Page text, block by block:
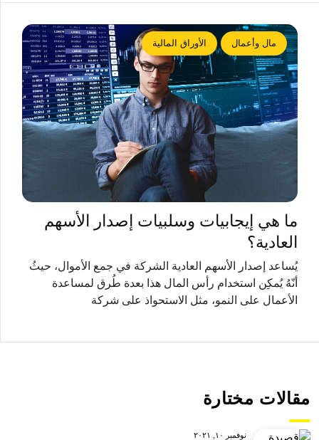
مال وأعمال الأوراق المالية
ما هي إيجابيات وسلبيات إصدار الأسهم
العادية؟
يُساعد إصدار الأسهم العادية الشركة في جمع الأموال، حيثُ
أنّهُ يُمكِن استخدام رأس المال هذا بعدة طُرق لمساعدة
الأعمال على النمو، مثل الاستحواذ على شركة
مقالات مختارة
نوفمبر ١٠, ٢٠٢١